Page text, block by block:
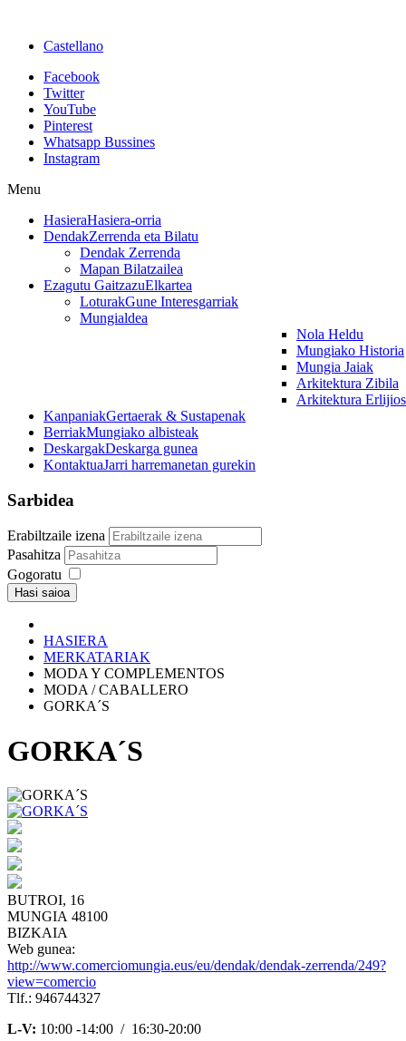
Castellano
Facebook
Twitter
YouTube
Pinterest
Whatsapp Bussines
Instagram
Menu
HasieraHasiera-orria
DendakZerrenda eta Bilatu
Dendak Zerrenda
Mapan Bilatzailea
Ezagutu GaitzazuElkartea
LoturakGune Interesgarriak
Mungialdea
Nola Heldu
Mungiako Historia
Mungia Jaiak
Arkitektura Zibila
Arkitektura
KanpaniakGertaerak & Sustapenak
BerriakMungiako albisteak
DeskargakDeskarga gunea
KontaktuaJarri harremanetan gurekin
Sarbidea
Erabiltzaile izena
Pasahitza
Gogoratu
Hasi saioa
HASIERA
MERKATARIAK
MODA Y COMPLEMENTOS
MODA / CABALLERO
GORKA´S
GORKA´S
BUTROI, 16
MUNGIA 48100
BIZKAIA
Web gunea:
http://www.comerciomungia.eus/eu/dendak/dendak-zerrenda/249?
view=comercio
Tlf.: 946744327
L-V: 10:00 -14:00 / 16:30-20:00